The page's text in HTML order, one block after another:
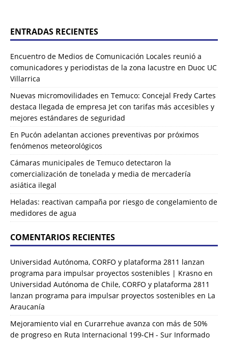
ENTRADAS RECIENTES
Encuentro de Medios de Comunicación Locales reunió a
comunicadores y periodistas de la zona lacustre en Duoc UC
Villarrica
Nuevas micromovilidades en Temuco: Concejal Fredy Cartes
destaca llegada de empresa Jet con tarifas más accesibles y
mejores estándares de seguridad
En Pucón adelantan acciones preventivas por próximos
fenómenos meteorológicos
Cámaras municipales de Temuco detectaron la
comercialización de tonelada y media de mercadería
asiática ilegal
Heladas: reactivan campaña por riesgo de congelamiento de
medidores de agua
COMENTARIOS RECIENTES
Universidad Autónoma, CORFO y plataforma 2811 lanzan
programa para impulsar proyectos sostenibles | Krasno en
Universidad Autónoma de Chile, CORFO y plataforma 2811
lanzan programa para impulsar proyectos sostenibles en La
Araucanía
Mejoramiento vial en Curarrehue avanza con más de 50%
de progreso en Ruta Internacional 199-CH - Sur Informado